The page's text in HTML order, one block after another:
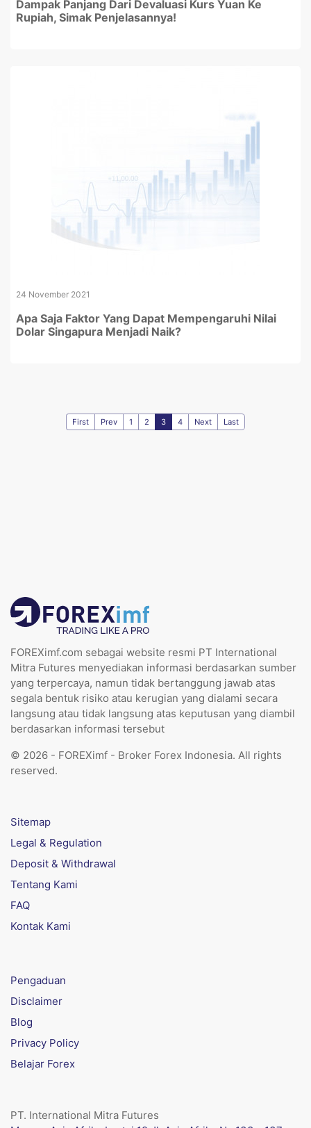
Dampak Panjang Dari Devaluasi Kurs Yuan Ke
Rupiah, Simak Penjelasannya!
24 November 2021
Apa Saja Faktor Yang Dapat Mempengaruhi Nilai
Dolar Singapura Menjadi Naik?
First Prev 1 2 3 4 Next Last
FOREXimf.com sebagai website resmi PT International
Mitra Futures menyediakan informasi berdasarkan sumber
yang terpercaya, namun tidak bertanggung jawab atas
segala bentuk risiko atau kerugian yang dialami secara
langsung atau tidak langsung atas keputusan yang diambil
berdasarkan informasi tersebut
© 2026 - FOREXimf - Broker Forex Indonesia. All rights
reserved.
Sitemap
Legal & Regulation
Deposit & Withdrawal
Tentang Kami
FAQ
Kontak Kami
Pengaduan
Disclaimer
Blog
Privacy Policy
Belajar Forex
PT. International Mitra Futures